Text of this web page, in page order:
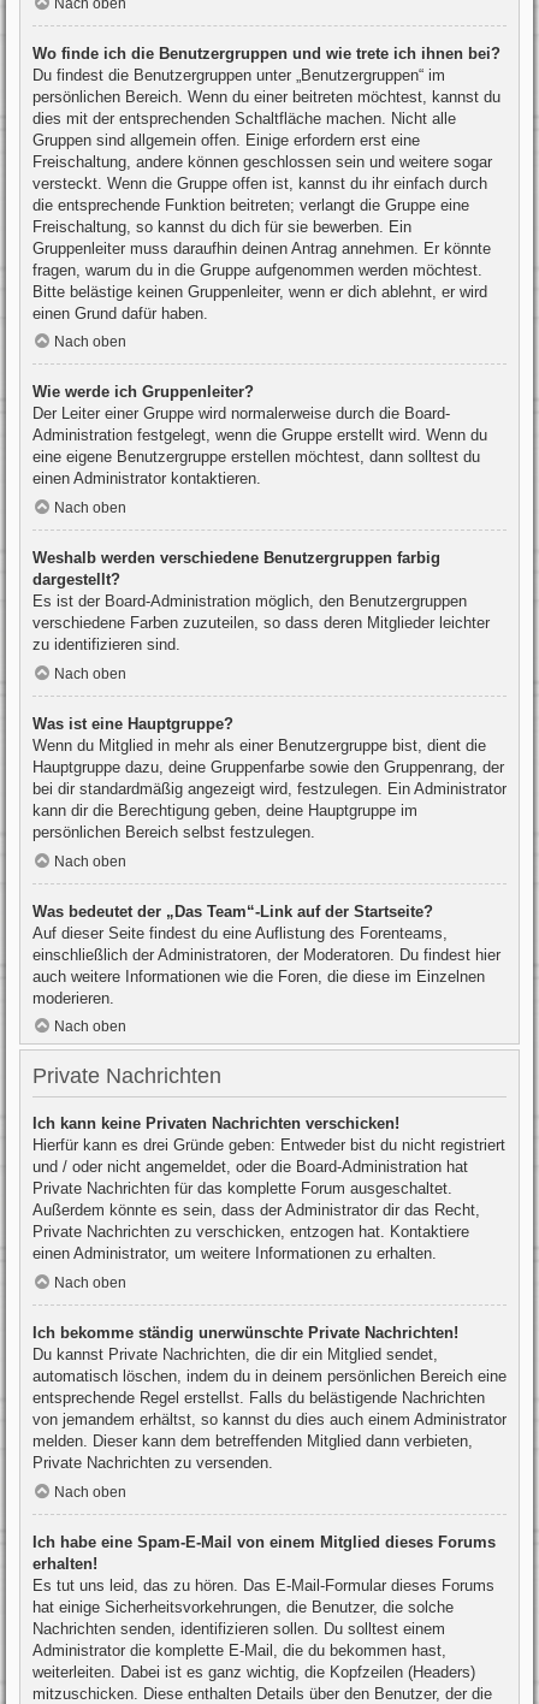
Wo finde ich die Benutzergruppen und wie trete ich ihnen bei?
Du findest die Benutzergruppen unter „Benutzergruppen“ im
persönlichen Bereich. Wenn du einer beitreten möchtest, kannst du
dies mit der entsprechenden Schaltfläche machen. Nicht alle
Gruppen sind allgemein offen. Einige erfordern erst eine
Freischaltung, andere können geschlossen sein und weitere sogar
versteckt. Wenn die Gruppe offen ist, kannst du ihr einfach durch
die entsprechende Funktion beitreten; verlangt die Gruppe eine
Freischaltung, so kannst du dich für sie bewerben. Ein
Gruppenleiter muss daraufhin deinen Antrag annehmen. Er könnte
fragen, warum du in die Gruppe aufgenommen werden möchtest.
Bitte belästige keinen Gruppenleiter, wenn er dich ablehnt, er wird
einen Grund dafür haben.
Nach oben
Wie werde ich Gruppenleiter?
Der Leiter einer Gruppe wird normalerweise durch die Board-
Administration festgelegt, wenn die Gruppe erstellt wird. Wenn du
eine eigene Benutzergruppe erstellen möchtest, dann solltest du
einen Administrator kontaktieren.
Nach oben
Weshalb werden verschiedene Benutzergruppen farbig
dargestellt?
Es ist der Board-Administration möglich, den Benutzergruppen
verschiedene Farben zuzuteilen, so dass deren Mitglieder leichter
zu identifizieren sind.
Nach oben
Was ist eine Hauptgruppe?
Wenn du Mitglied in mehr als einer Benutzergruppe bist, dient die
Hauptgruppe dazu, deine Gruppenfarbe sowie den Gruppenrang, der
bei dir standardmäßig angezeigt wird, festzulegen. Ein Administrator
kann dir die Berechtigung geben, deine Hauptgruppe im
persönlichen Bereich selbst festzulegen.
Nach oben
Was bedeutet der „Das Team“-Link auf der Startseite?
Auf dieser Seite findest du eine Auflistung des Forenteams,
einschließlich der Administratoren, der Moderatoren. Du findest hier
auch weitere Informationen wie die Foren, die diese im Einzelnen
moderieren.
Nach oben
Private Nachrichten
Ich kann keine Privaten Nachrichten verschicken!
Hierfür kann es drei Gründe geben: Entweder bist du nicht registriert
und / oder nicht angemeldet, oder die Board-Administration hat
Private Nachrichten für das komplette Forum ausgeschaltet.
Außerdem könnte es sein, dass der Administrator dir das Recht,
Private Nachrichten zu verschicken, entzogen hat. Kontaktiere
einen Administrator, um weitere Informationen zu erhalten.
Nach oben
Ich bekomme ständig unerwünschte Private Nachrichten!
Du kannst Private Nachrichten, die dir ein Mitglied sendet,
automatisch löschen, indem du in deinem persönlichen Bereich eine
entsprechende Regel erstellst. Falls du belästigende Nachrichten
von jemandem erhältst, so kannst du dies auch einem Administrator
melden. Dieser kann dem betreffenden Mitglied dann verbieten,
Private Nachrichten zu versenden.
Nach oben
Ich habe eine Spam-E-Mail von einem Mitglied dieses Forums
erhalten!
Es tut uns leid, das zu hören. Das E-Mail-Formular dieses Forums
hat einige Sicherheitsvorkehrungen, die Benutzer, die solche
Nachrichten senden, identifizieren sollen. Du solltest einem
Administrator die komplette E-Mail, die du bekommen hast,
weiterleiten. Dabei ist es ganz wichtig, die Kopfzeilen (Headers)
mitzuschicken. Diese enthalten Details über den Benutzer, der die